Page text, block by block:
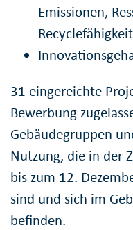
Emissionen,
31 eingereichte
Bewerbung
Gebäudegruppen
Nutzung, die in der
bis zum 12.
sind und sich im
befinden.